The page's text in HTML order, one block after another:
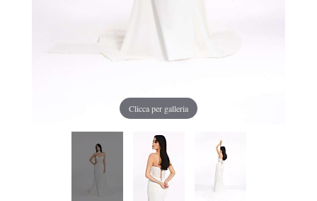
Clicca per galleria